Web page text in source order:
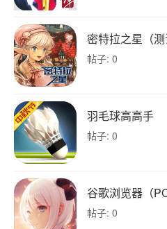
密特拉之星（测
帖子: 0
羽毛球高高手
帖子: 0
谷歌浏览器（PC
帖子: 0